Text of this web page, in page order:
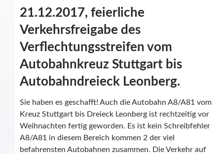
21.12.2017, feierliche
Verkehrsfreigabe des
Verflechtungsstreifen vom
Autobahnkreuz Stuttgart bis
Autobahndreieck Leonberg.
Sie haben es geschafft! Auch die Autobahn A8/A81 vom
Kreuz Stuttgart bis Dreieck Leonberg ist rechtzeitig vor
Weihnachten fertig geworden. Es ist kein Schreibfehler
A8/A81 in diesem Bereich kommen 2 der viel
befahrensten Autobahnen zusammen. Die Verkehr auf